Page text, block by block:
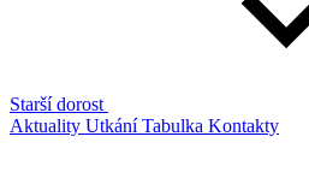
Starší dorost
Aktuality UtkáníTabulka Kontakty